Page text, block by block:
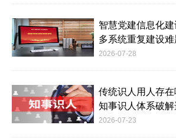
智慧党建信息化
多系统重复建设难
2026-07-28
传统识人用人存
知事识人体系破
2026-07-23